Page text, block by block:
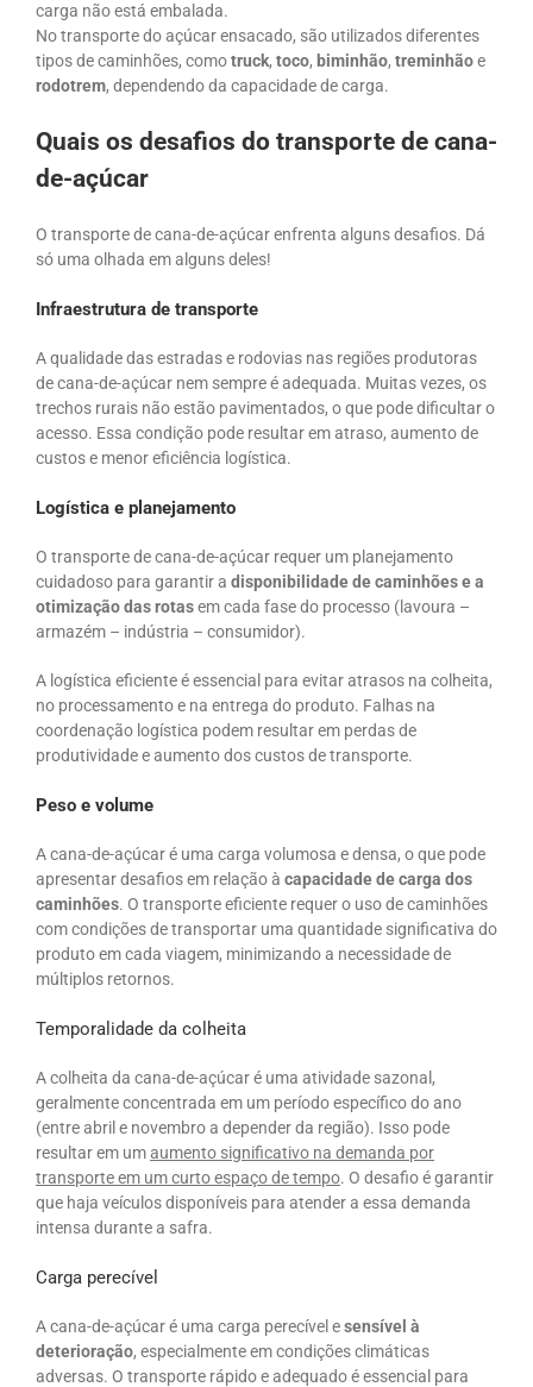
carga não está embalada.
No transporte do açúcar ensacado, são utilizados diferentes
tipos de caminhões, comotruck, toco, biminhão, treminhãoe
rodotrem, dependendo da capacidade de carga.
Quais os desafios do transporte de cana-
de-açúcar
O transporte de cana-de-açúcar enfrenta alguns desafios. Dá
só uma olhada em alguns deles!
Infraestrutura de transporte
A qualidade das estradas e rodovias nas regiões produtoras
de cana-de-açúcar nem sempre é adequada. Muitas vezes, os
trechos rurais não estão pavimentados, o que pode dificultar o
acesso. Essa condição pode resultar em atraso, aumento de
custos e menor eficiência logística.
Logística e planejamento
O transporte de cana-de-açúcar requer um planejamento
cuidadoso para garantir a disponibilidade de caminhões e a
otimização das rotasem cada fase do processo (lavoura –
armazém – indústria – consumidor).
A logística eficiente é essencial para evitar atrasos na colheita,
no processamento e na entrega do produto. Falhas na
coordenação logística podem resultar em perdas de
produtividade e aumento dos custos de transporte.
Peso e volume
A cana-de-açúcar é uma carga volumosa e densa, o que pode
apresentar desafios em relação à capacidade de carga dos
caminhões. O transporte eficiente requer o uso de caminhões
com condições de transportar uma quantidade significativa do
produto em cada viagem, minimizando a necessidade de
múltiplos retornos.
Temporalidade da colheita
A colheita da cana-de-açúcar é uma atividade sazonal,
geralmente concentrada em um período específico do ano
(entre abril e novembro a depender da região). Isso pode
resultar em umaumento significativo na demanda por
transporte em um curto espaço de tempo. O desafio é garantir
que haja veículos disponíveis para atender a essa demanda
intensa durante a safra.
Carga perecível
A cana-de-açúcar é uma carga perecível esensível à
deterioração, especialmente em condições climáticas
adversas. O transporte rápido e adequado é essencial para